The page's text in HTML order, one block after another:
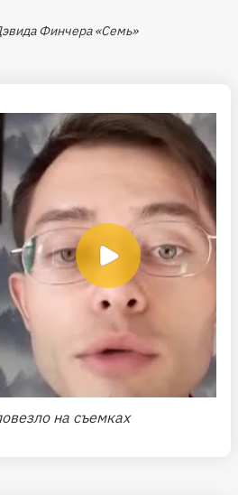
Финчера «Семь»
на съемках